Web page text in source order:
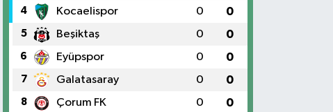
4 Kocaelispor 0 0
5 Beşiktaş 0 0
6 Eyüpspor 0 0
7 Galatasaray 0 0
8 Çorum FK 0 0